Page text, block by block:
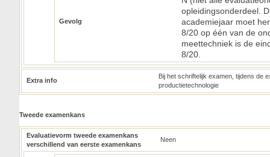
Gevolg
opleidingsonderdeel.
academiejaar moet
8/20 op één van de
meettechniek is de
8/20.
Extra info
Bij het schriftelijk examen, tijdens de
productietechnologie
Tweede examenkans
Evaluatievorm tweede examenkans
verschillend van eerste examenkans
Neen